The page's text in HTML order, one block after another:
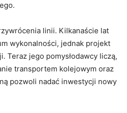
linii. Kilkanaście lat
wykonalności, jednak projekt
Teraz jego pomysłodawcy liczą,
transportem kolejowym oraz
pozwoli nadać inwestycji nowy